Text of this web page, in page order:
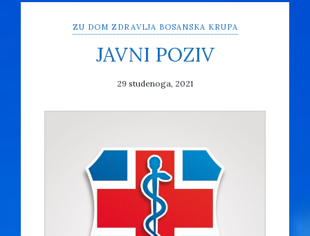
ZU DOM ZDRAVLJA BOSANSKA KRUPA
JAVNI POZIV
29 studenoga, 2021